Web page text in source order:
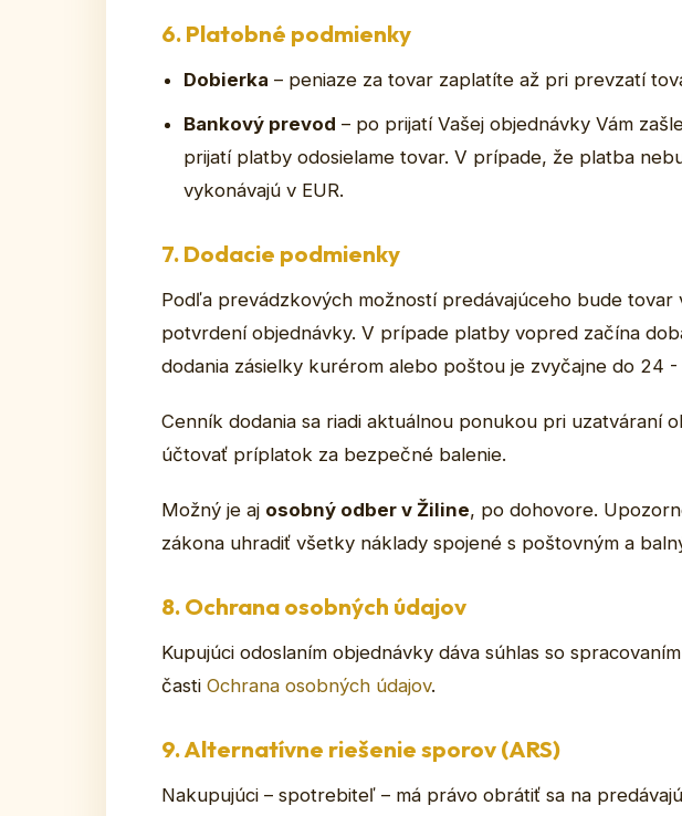
6. Platobné podmienky
Dobierka – peniaze za tovar zaplatíte až pri prevzatí
Bankový prevod – po prijatí Vašej objednávky Vám
prijatí platby odosielame tovar. V prípade, že platba
vykonávajú v EUR.
7. Dodacie podmienky
Podľa prevádzkových možností predávajúceho bude
potvrdení objednávky. V prípade platby vopred začína
dodania zásielky kurérom alebo poštou je zvyčajne do 24
Cenník dodania sa riadi aktuálnou ponukou pri uzatváraní
účtovať príplatok za bezpečné balenie.
Možný je aj osobný odber v Žiline, po dohovore.
zákona uhradiť všetky náklady spojené s poštovným a
8. Ochrana osobných údajov
Kupujúci odoslaním objednávky dáva súhlas so
časti Ochrana osobných údajov.
9. Alternatívne riešenie sporov (ARS)
Nakupujúci – spotrebiteľ – má právo obrátiť sa na